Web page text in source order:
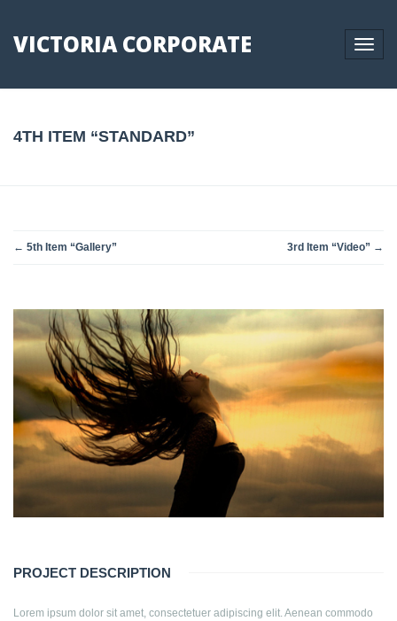
Toggle
VICTORIA CORPORATE
4TH ITEM “STANDARD”
← 5th Item “Gallery” 3rd Item “Video” →
PROJECT DESCRIPTION
Lorem ipsum dolor sit amet, consectetuer adipiscing elit. Aenean commodo